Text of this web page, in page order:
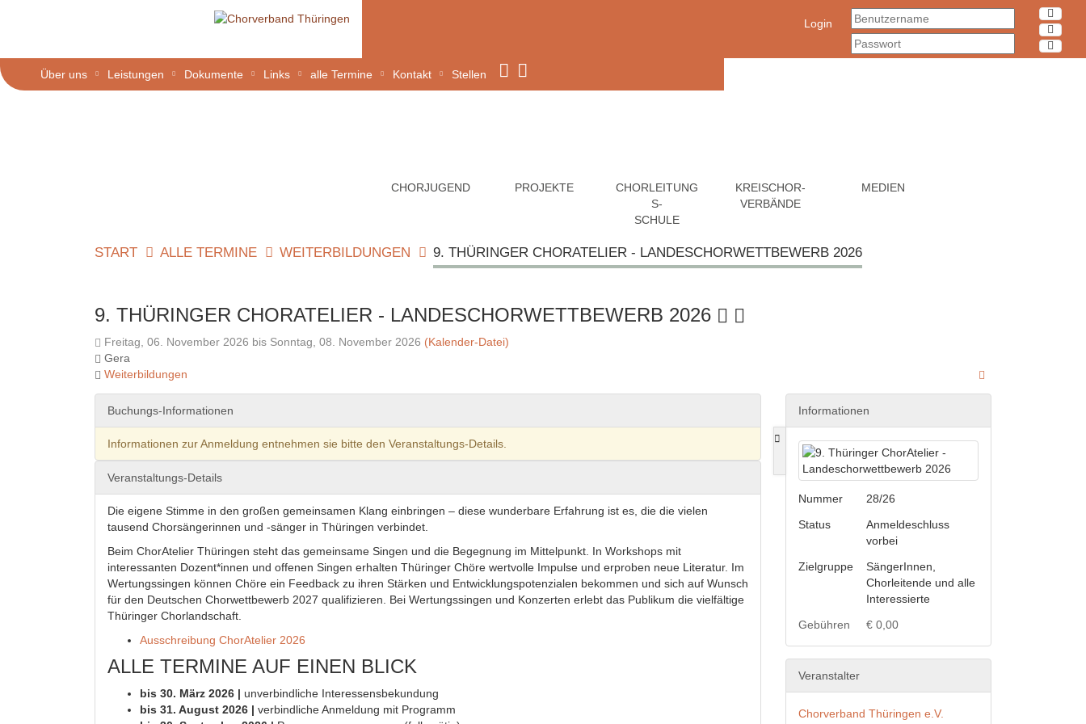
Login
Über uns Leistungen Dokumente Links alle Termine Kontakt Stellen
CHORJUGEND PROJEKTE
CHORLEITUNG
S-
SCHULE
KREISCHOR-
VERBÄNDE
MEDIEN
START ALLE TERMINE WEITERBILDUNGEN 9. THÜRINGER CHORATELIER - LANDESCHORWETTBEWERB 2026
9. THÜRINGER CHORATELIER - LANDESCHORWETTBEWERB 2026
Freitag, 06. November 2026 bis Sonntag, 08. November 2026 (Kalender-Datei)
Gera
Weiterbildungen
Buchungs-Informationen
Informationen zur Anmeldung entnehmen sie bitte den Veranstaltungs-Details.
Veranstaltungs-Details
Die eigene Stimme in den großen gemeinsamen Klang einbringen – diese wunderbare Erfahrung ist es, die die vielen
tausend Chorsängerinnen und -sänger in Thüringen verbindet.
Beim ChorAtelier Thüringen steht das gemeinsame Singen und die Begegnung im Mittelpunkt. In Workshops mit
interessanten Dozent*innen und offenen Singen erhalten Thüringer Chöre wertvolle Impulse und erproben neue Literatur. Im
Wertungssingen können Chöre ein Feedback zu ihren Stärken und Entwicklungspotenzialen bekommen und sich auf Wunsch
für den Deutschen Chorwettbewerb 2027 qualifizieren. Bei Wertungssingen und Konzerten erlebt das Publikum die vielfältige
Thüringer Chorlandschaft.
Ausschreibung ChorAtelier 2026
ALLE TERMINE AUF EINEN BLICK
bis 30. März 2026 | unverbindliche Interessensbekundung
bis 31. August 2026 | verbindliche Anmeldung mit Programm
Informationen
Nummer
28/26
Status
Anmeldeschluss
vorbei
Zielgruppe
SängerInnen,
Chorleitende und alle
Interessierte
Gebühren
€ 0,00
Veranstalter
Chorverband Thüringen e.V.